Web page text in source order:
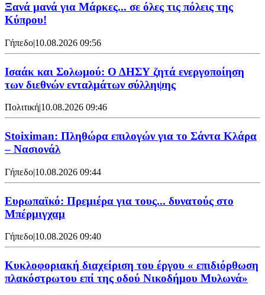
Ξανά μανά για Μάρκες... σε όλες τις πόλεις της
Κύπρου!
Γήπεδο|10.08.2026 09:56
Ισαάκ και Σολωμού: Ο ΔΗΣΥ ζητά ενεργοποίηση
των διεθνών ενταλμάτων σύλληψης
Πολιτική|10.08.2026 09:46
Stoiximan: Πληθώρα επιλογών για το Σάντα Κλάρα
– Νασιονάλ
Γήπεδο|10.08.2026 09:44
Ευρωπαϊκό: Πρεμιέρα για τους... δυνατούς στο
Μπέρμιγχαμ
Γήπεδο|10.08.2026 09:40
Κυκλοφοριακή διαχείριση του έργου « επιδιόρθωση
πλακόστρωτου επί της οδού Νικοδήμου Μυλωνά»